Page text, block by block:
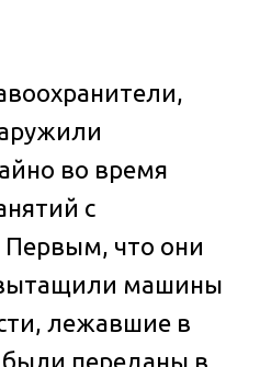
во время
с
что они
машины
лежавшие в
переданы в